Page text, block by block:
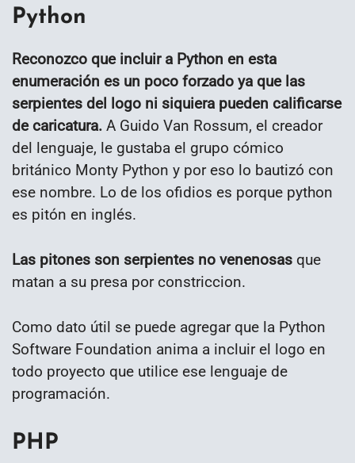
Python
Reconozco que incluir a Python en esta
enumeración es un poco forzado ya que las
serpientes del logo ni siquiera pueden calificarse
de caricatura. A Guido Van Rossum, el creador
del lenguaje, le gustaba el grupo cómico
británico Monty Python y por eso lo bautizó con
ese nombre. Lo de los ofidios es porque python
es pitón en inglés.
Las pitones son serpientes no venenosas que
matan a su presa por constriccion.
Como dato útil se puede agregar que la Python
Software Foundation anima a incluir el logo en
todo proyecto que utilice ese lenguaje de
programación.
PHP